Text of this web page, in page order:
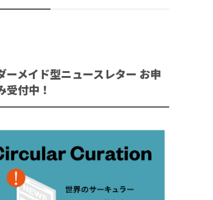
ーメイド型ニュースレター お申
受付中！